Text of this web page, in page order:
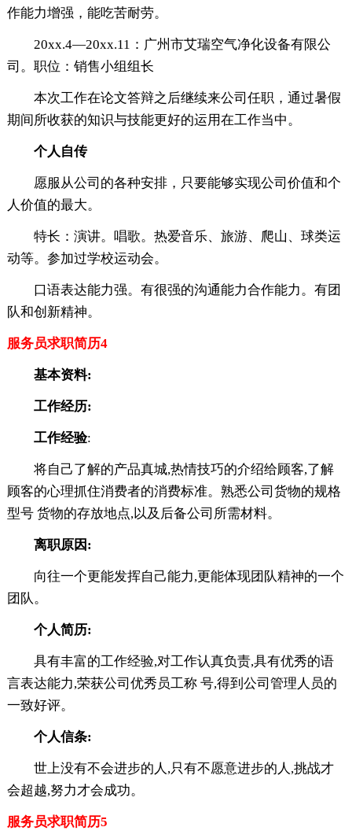
作能力增强，能吃苦耐劳。
20xx.4―20xx.11：广州市艾瑞空气净化设备有限公
司。职位：销售小组组长
本次工作在论文答辩之后继续来公司任职，通过暑假
期间所收获的知识与技能更好的运用在工作当中。
个人自传
愿服从公司的各种安排，只要能够实现公司价值和个
人价值的最大。
特长：演讲。唱歌。热爱音乐、旅游、爬山、球类运
动等。参加过学校运动会。
口语表达能力强。有很强的沟通能力合作能力。有团
队和创新精神。
服务员求职简历4
基本资料:
工作经历:
工作经验:
将自己了解的产品真城,热情技巧的介绍给顾客,了解
顾客的心理抓住消费者的消费标准。熟悉公司货物的规格
型号 货物的存放地点,以及后备公司所需材料。
离职原因:
向往一个更能发挥自己能力,更能体现团队精神的一个
团队。
个人简历:
具有丰富的工作经验,对工作认真负责,具有优秀的语
言表达能力,荣获公司优秀员工称 号,得到公司管理人员的
一致好评。
个人信条:
世上没有不会进步的人,只有不愿意进步的人,挑战才
会超越,努力才会成功。
服务员求职简历5